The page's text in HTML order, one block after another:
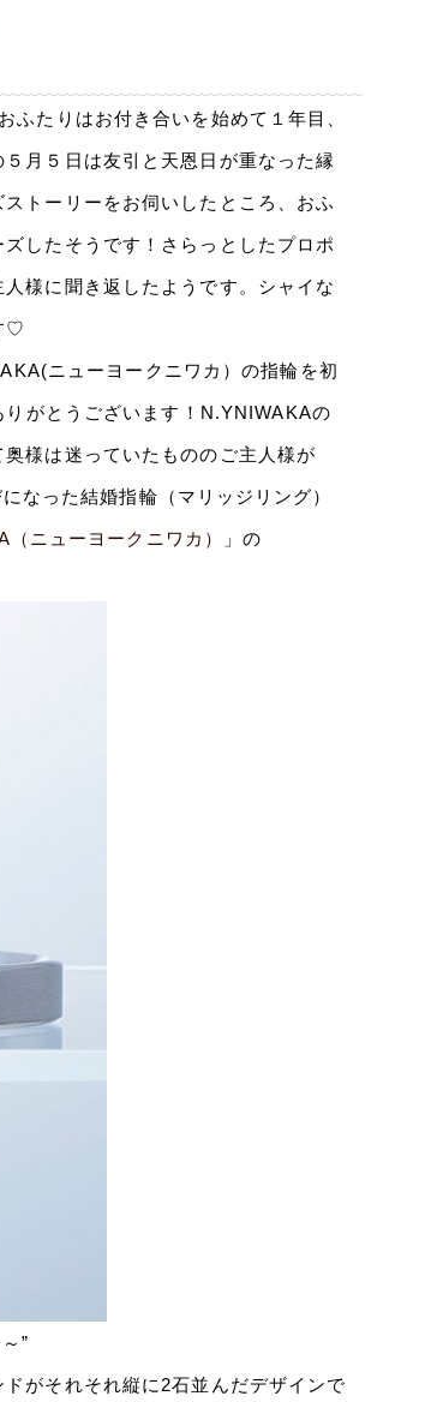
たりはお付き合いを始めて１年目、
月５日は友引と天恩日が重なった縁
トーリーをお伺いしたところ、おふ
したそうです！さらっとしたプロポ
様に聞き返したようです。シャイな
♡
ニューヨークニワカ）の指輪を初
がとうございます！N.YNIWAKAの
様は迷っていたもののご主人様が
なった結婚指輪（マリッジリング）
（ニューヨークニワカ） 」の
”
がそれそれ縦に2石並んだデザインで